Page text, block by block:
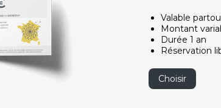
Valable
Montant
Durée 1 an
Réservation
Choisir